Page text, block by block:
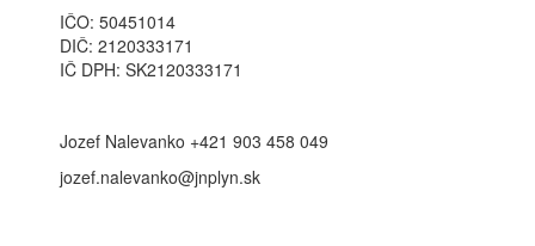
IČO: 50451014
DIČ: 2120333171
IČ DPH: SK2120333171
Jozef Nalevanko +421 903 458 049
jozef.nalevanko@jnplyn.sk